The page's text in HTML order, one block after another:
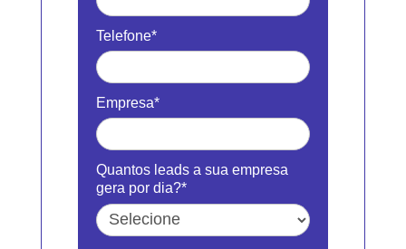
Telefone*
Empresa*
Quantos leads a sua empresa
gera por dia?*